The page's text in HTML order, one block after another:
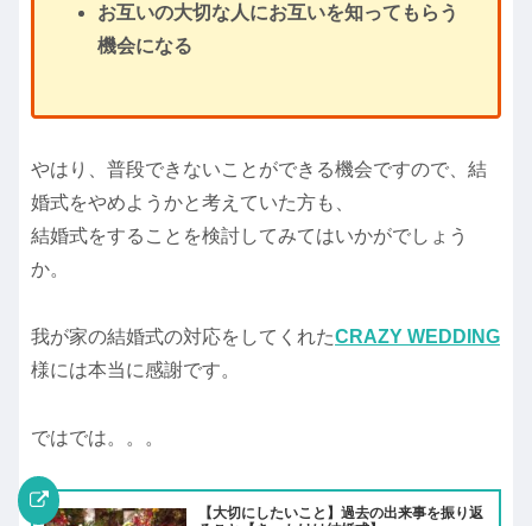
お互いの大切な人にお互いを知ってもらう
機会になる
やはり、普段できないことができる機会ですので、結
婚式をやめようかと考えていた方も、
結婚式をすることを検討してみてはいかがでしょう
か。
我が家の結婚式の対応をしてくれたCRAZY WEDDING
様には本当に感謝です。
ではでは。。。
【大切にしたいこと】過去の出来事を振り返